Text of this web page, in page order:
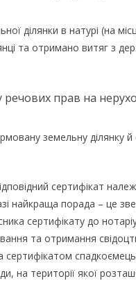
в натурі (на
та отримано витяг з
прав на
земельну ділянку
сертифікат
найкраща порада – це
сертифікату до
та отримання
сертифікатом
на території якої
днями
літньою